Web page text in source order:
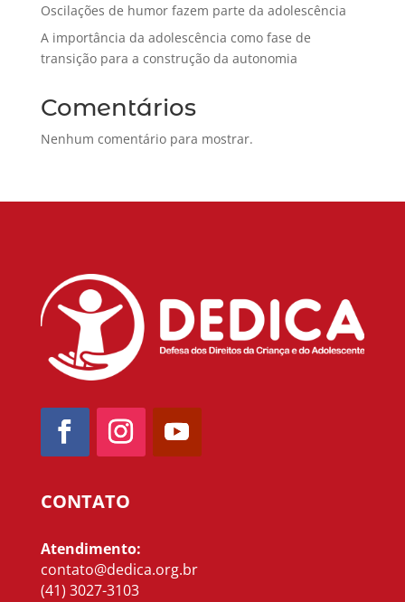
Oscilações de humor fazem parte da adolescência
A importância da adolescência como fase de
transição para a construção da autonomia
Comentários
Nenhum comentário para mostrar.
CONTATO
Atendimento:
contato@dedica.org.br
(41) 3027-3103